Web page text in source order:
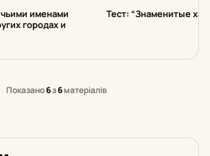
именами
городах и
Тест: “Знаменитые
Показано6з6матеріалів